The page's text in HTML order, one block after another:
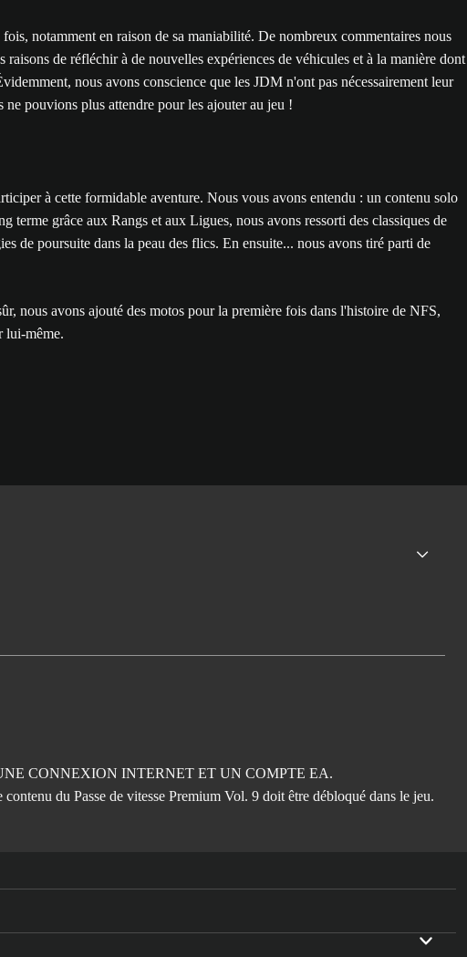
notamment en raison de sa maniabilité. De nombreux commentaires nous
de réfléchir à de nouvelles expériences de véhicules et à la manière dont
nous avons conscience que les JDM n'ont pas nécessairement leur
pouvions plus attendre pour les ajouter au jeu !
à cette formidable aventure. Nous vous avons entendu : un contenu solo
grâce aux Rangs et aux Ligues, nous avons ressorti des classiques de
de poursuite dans la peau des flics. En ensuite... nous avons tiré parti de
nous avons ajouté des motos pour la première fois dans l'histoire de NFS,
lui-même.
CONNEXION INTERNET ET UN COMPTE EA.
du Passe de vitesse Premium Vol. 9 doit être débloqué dans le jeu.